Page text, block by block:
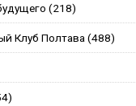
(218)
Клуб Полтава(488)